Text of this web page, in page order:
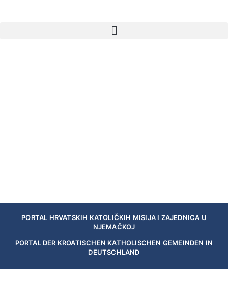
PORTAL HRVATSKIH KATOLIČKIH MISIJA I ZAJEDNICA U
NJEMAČKOJ
PORTAL DER KROATISCHEN KATHOLISCHEN GEMEINDEN IN
DEUTSCHLAND